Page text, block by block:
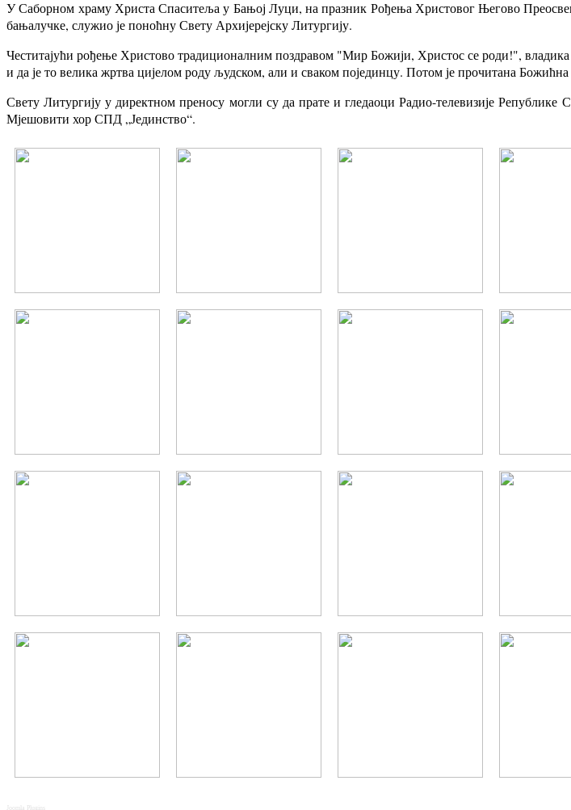
У Саборном храму Христа Спаситеља у Бањој Луци, на празник Рођења Христовог Његово
бањалучке, служио је поноћну Свету Архијерејску Литургију.
Честитајући рођење Христово традиционалним поздравом "Мир Божији, Христос се роди!",
и да је то велика жртва цијелом роду људском, али и сваком појединцу. Потом је прочитана
Свету Литургију у директном преносу могли су да прате и гледаоци Радио-телевизије
Мјешовити хор СПД „Јединство“.
Joomla Plugins